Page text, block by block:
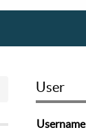
User
Username